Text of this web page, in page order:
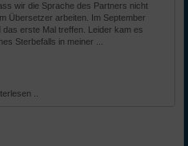
wir die Sprache des Partners nicht
Übersetzer arbeiten. Im September
erste Mal treffen. Leider kam es
Sterbefalls in meiner ...
..